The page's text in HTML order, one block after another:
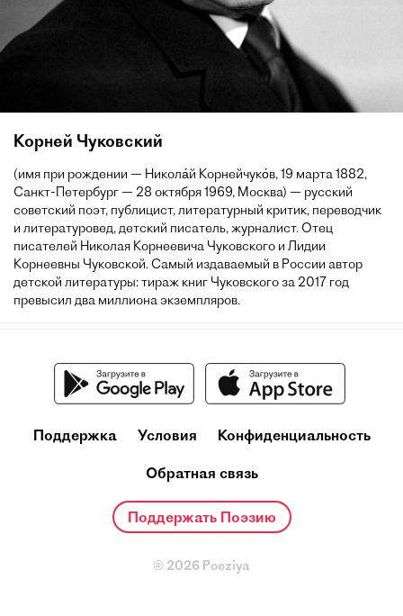
Корней Чуковский
(имя при рождении — Никола́й Корнейчуко́в, 19 марта 1882,
Санкт-Петербург — 28 октября 1969, Москва) — русский
советский поэт, публицист, литературный критик, переводчик
и литературовед, детский писатель, журналист. Отец
писателей Николая Корнеевича Чуковского и Лидии
Корнеевны Чуковской. Самый издаваемый в России автор
детской литературы: тираж книг Чуковского за 2017 год
превысил два миллиона экземпляров.
Поддержка Условия Конфиденциальность
Обратная связь
Поддержать Поэзию
© 2026 Poeziya